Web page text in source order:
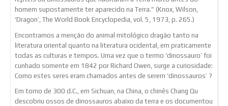
homem supostamente ter aparecido na Terra.” (Knox, Wilson,
‘Dragon’, The World Book Encyclopedia, vol. 5, 1973, p. 265.)
Encontramos a menção do animal mitológico dragão tanto na
literatura oriental quanto na literatura ocidental, em praticamente
todas as culturas e tempos. Uma vez que o termo ‘dinossauro’ foi
cunhado somente em 1842 por Richard Owen, surge a curiosidade:
Como estes seres eram chamados antes de serem ‘dinossauros’ ?
Em torno de 300 d.C., em Sichuan, na China, o chinês Chang Qu
descobriu ossos de dinossauros abaixo da terra e os documentou